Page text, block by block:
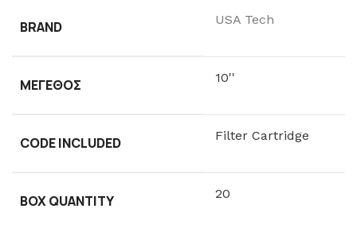
BRAND USA Tech
ΜΈΓΕΘΟΣ 10''
CODE INCLUDED Filter Cartridge
BOX QUANTITY 20